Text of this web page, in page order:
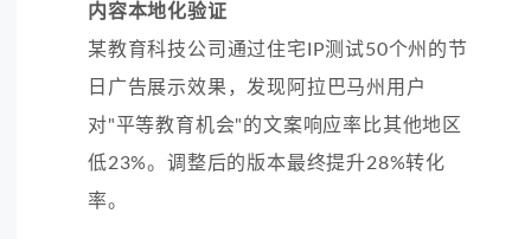
内容本地化验证
某教育科技公司通过住宅IP测试50个州的节
日广告展示效果，发现阿拉巴马州用户
对"平等教育机会"的文案响应率比其他地区
低23%。调整后的版本最终提升28%转化
率。